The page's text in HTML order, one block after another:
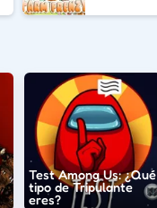
Test Among Us: ¿Qué
tipo de Tripulante
eres?